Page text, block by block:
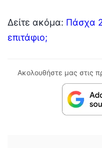
Δείτε ακόμα: Πάσχα
επιτάφιο;
Ακολουθήστε μας στις